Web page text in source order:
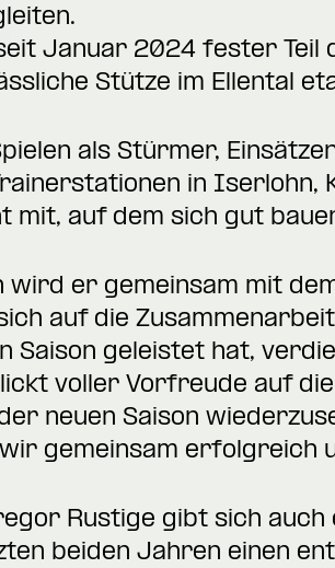
Januar 2024 fester Teil
Stütze im Ellental
als Stürmer,
in
mit, auf dem sich gut
wird er gemeinsam mit
auf die
Saison geleistet hat,
voller Vorfreude auf
neuen Saison
gemeinsam erfolgreich
Rustige gibt sich
beiden Jahren einen